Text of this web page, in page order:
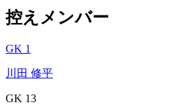
控えメンバー
GK 1
川田 修平
GK 13